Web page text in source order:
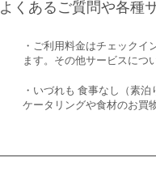
よくあるご質問や各種
・ご利用料金はチェックイ
ます。その他サービスにつ
・いづれも 食事なし（素泊
ケータリングや食材のお買